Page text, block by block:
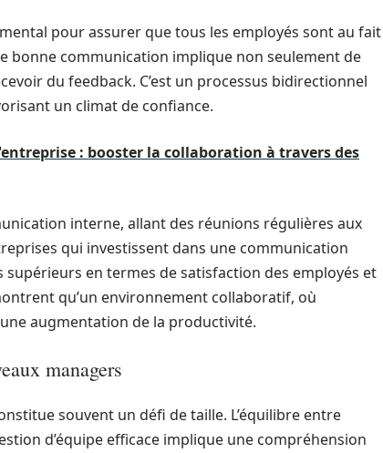
pour assurer que tous les employés sont au fait
bonne communication implique non seulement de
du feedback. C’est un processus bidirectionnel
un climat de confiance.
: booster la collaboration à travers des
interne, allant des réunions régulières aux
qui investissent dans une communication
en termes de satisfaction des employés et
qu’un environnement collaboratif, où
augmentation de la productivité.
managers
souvent un défi de taille. L’équilibre entre
d’équipe efficace implique une compréhension